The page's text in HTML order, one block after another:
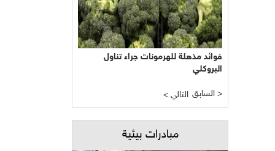
فوائد مذهلة للهرمونات جراء تناول
البروكلي
< التالي السابق >
مبادرات بيئية